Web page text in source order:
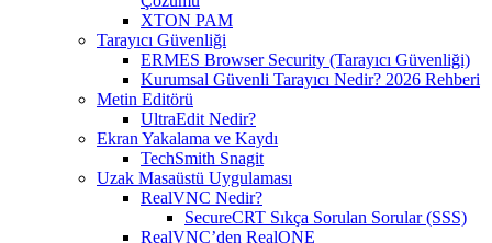
XTON PAM
Tarayıcı Güvenliği
ERMES Browser Security (Tarayıcı Güvenliği)
Kurumsal Güvenli Tarayıcı Nedir? 2026 Rehberi
Metin Editörü
UltraEdit Nedir?
Ekran Yakalama ve Kaydı
TechSmith Snagit
Uzak Masaüstü Uygulaması
RealVNC Nedir?
SecureCRT Sıkça Sorulan Sorular (SSS)
RealVNC’den RealONE